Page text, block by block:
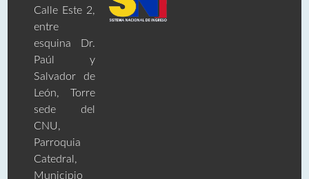
Calle Este 2,
entre
esquina Dr.
Paúl y
Salvador de
León, Torre
sede del
CNU,
Parroquia
Catedral,
Municipio